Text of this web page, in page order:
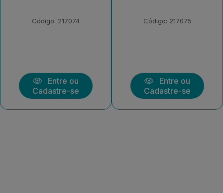
Código: 217074
Entre ou
Cadastre-se
Código: 217075
Entre ou
Cadastre-se